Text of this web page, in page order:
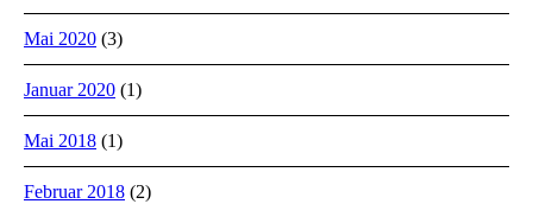
Mai 2020 (3)
Januar 2020 (1)
Mai 2018 (1)
Februar 2018 (2)